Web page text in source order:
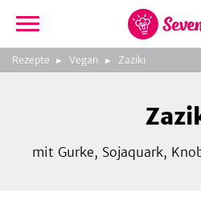
zur
Startseite
Rezepte Vegan Zaziki
Bild
3
zeigen
mit Gurke, Sojaquark,